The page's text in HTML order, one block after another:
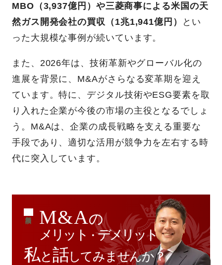
MBO（3,937億円）や三菱商事による米国の天
然ガス開発会社の買収（1兆1,941億円）
とい
った大規模な事例が続いています。
また、2026年は、技術革新やグローバル化の
進展を背景に、M&Aがさらなる変革期を迎え
ています。特に、デジタル技術やESG要素を取
り入れた企業が今後の市場の主役となるでしょ
う。M&Aは、企業の成長戦略を支える重要な
手段であり、適切な活用が競争力を左右する時
代に突入しています。
M&Aの
メリット ・デメリット
私と話してみませんか？